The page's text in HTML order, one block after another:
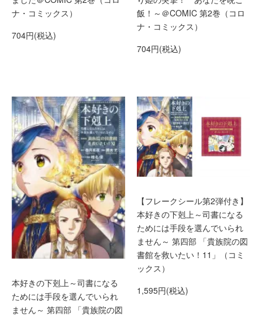
ナ・コミックス）
704円(税込)
飯！～＠COMIC 第2巻（コロ
ナ・コミックス）
704円(税込)
本好きの下剋上～司書になる
ためには手段を選んでいられ
ません～ 第四部 「貴族院の図
【フレークシール第2弾付き】
本好きの下剋上～司書になる
ためには手段を選んでいられ
ません～ 第四部 「貴族院の図
書館を救いたい！11」（コミ
ックス）
1,595円(税込)